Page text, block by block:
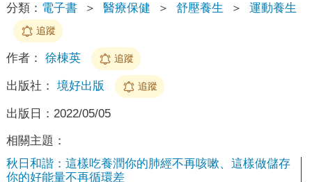
分類： 電子書 ＞ 醫療保健 ＞ 舒壓養生 ＞ 運動養生
追蹤
作者： 徐棟英 追蹤
出版社： 境好出版 追蹤
出版日： 2022/05/05
相關主題：
秋日和諧：這樣吃養潤你的肺經不再咳嗽、這樣做儲存
你的好能量不再循環差